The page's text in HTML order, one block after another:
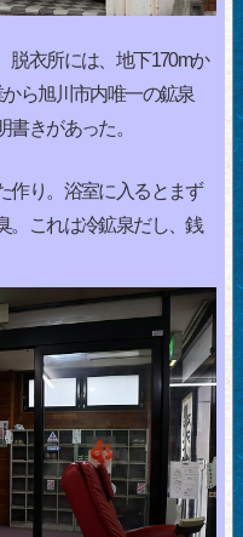
脱衣所には、地下170mか
ら旭川市内唯一の鉱泉
きがあった。
作り。浴室に入るとまず
。これは冷鉱泉だし、銭